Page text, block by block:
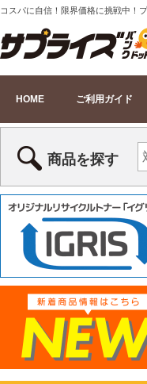
コスパに自信！限界価格に挑戦中！
HOME ご利用ガイド
商品を探す